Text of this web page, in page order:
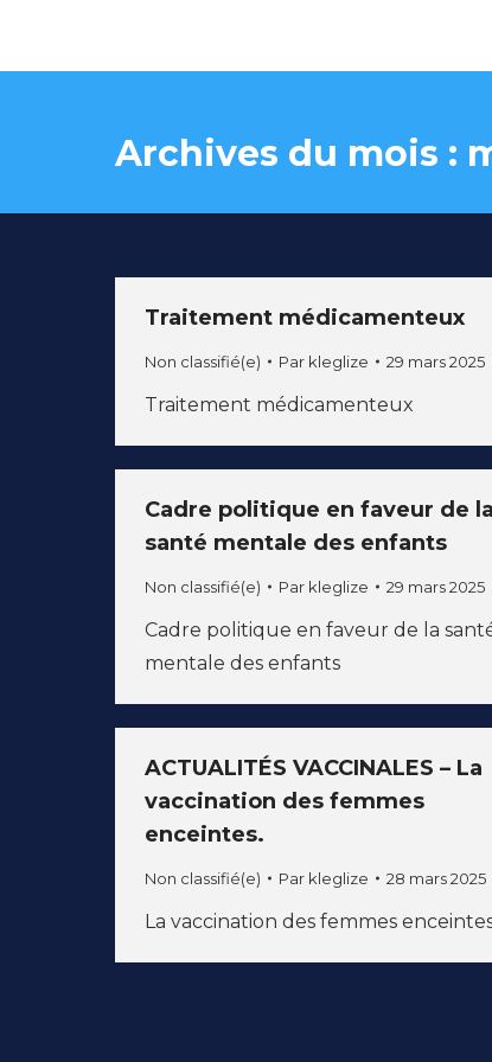
Archives du mois :
Traitement médicamenteux
Non classifié(e) Par kleglize 29 mars 2025
Traitement médicamenteux
Cadre politique en faveur de la
santé mentale des enfants
Non classifié(e) Par kleglize 29 mars 2025
Cadre politique en faveur de la
mentale des enfants
ACTUALITÉS VACCINALES – La
vaccination des femmes
enceintes.
Non classifié(e) Par kleglize 28 mars 2025
La vaccination des femmes